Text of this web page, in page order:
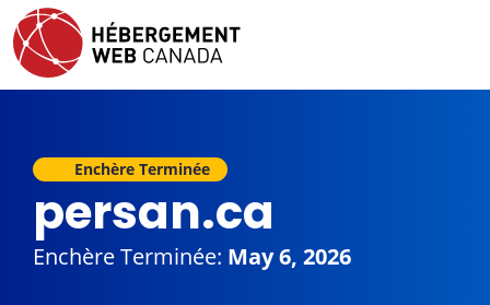
Enchère Terminée
persan.ca
Enchère Terminée: May 6, 2026